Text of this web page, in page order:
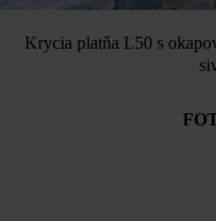
Krycia platňa L50 s